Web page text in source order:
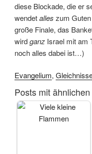
diese Blockade, die er
wendetalles zum
große Finale, das
wirdganz Israel mit am
noch alles dabei ist…)
Evangelium,
Posts mit